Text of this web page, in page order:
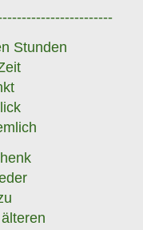
Stunden